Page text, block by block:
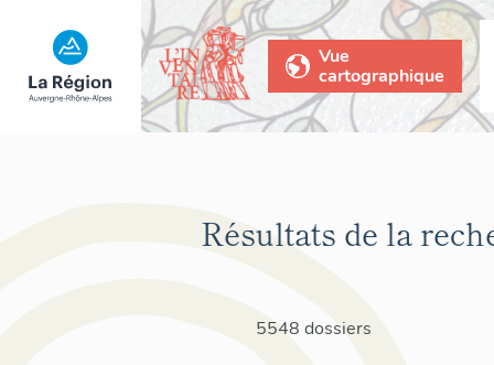
Vue
cartographique
Résultats de la
5548 dossiers